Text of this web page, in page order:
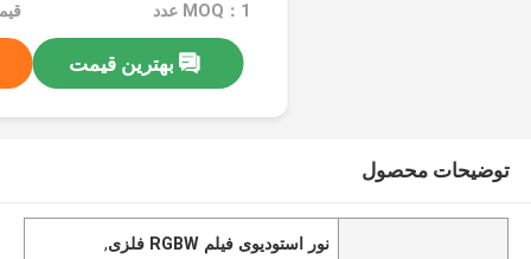
MOQ：1 عدد
بهترین قیمت
توضیحات محصول
نور استودیوی فیلم RGBW فلزی
,